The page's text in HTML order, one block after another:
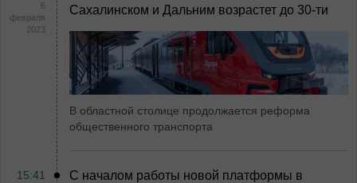
6
февраля
2023
Сахалинском и Дальним возрастет до 30-ти
В областной столице продолжается реформа
общественного транспорта
15:41
С началом работы новой платформы в